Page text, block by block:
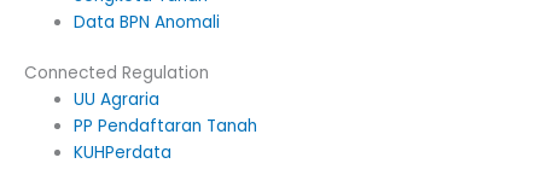
Data BPN Anomali
Connected Regulation
UU Agraria
PP Pendaftaran Tanah
KUHPerdata